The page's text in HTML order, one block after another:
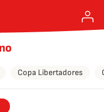
Copa Libertadores